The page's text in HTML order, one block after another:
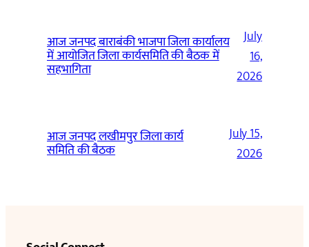
आज जनपद बाराबंकी भाजपा जिला कार्यालय
में आयोजित जिला कार्यसमिति की बैठक में
सहभागिता
July
16,
2026
आज जनपद लखीमपुर जिला कार्य
समिति की बैठक
July 15,
2026